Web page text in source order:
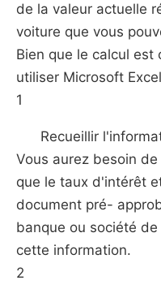
de la valeur actuelle
voiture que vous
Bien que le calcul est
utiliser Microsoft
1
Recueillir
Vous aurez besoin
que le taux d'intérêt
document pré-
banque ou société
cette information.
2